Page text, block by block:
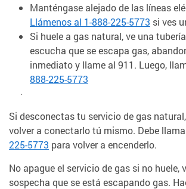
Manténgase alejado de las líneas
Llámenos al 1-888-225-5773 si ves
Si huele a gas natural, ve una
escucha que se escapa gas,
inmediato y llame al 911. Luego,
888-225-5773
.
Si desconectas tu servicio de gas
volver a conectarlo tú mismo. Debe
225-5773 para volver a encenderlo.
No apague el servicio de gas si no huele,
sospecha que se está escapando gas.